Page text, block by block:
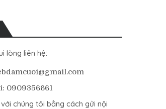
lòng liên hệ:
0909356661
chúng tôi bằng cách gửi nội